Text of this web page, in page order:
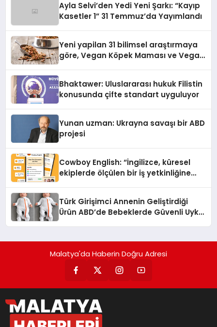
Ayla Selvi’den Yedi Yeni Şarkı: “Kayıp
Kasetler 1” 31 Temmuz’da Yayımlandı
Yeni yapilan 31 bilimsel araştırmaya
göre, Vegan Köpek Maması ve Vegan
Bhaktawer: Uluslararası hukuk Filistin
konusunda çifte standart uyguluyor
Yunan uzman: Ukrayna savaşı bir ABD
projesi
Cowboy English: “İngilizce, küresel
ekiplerde ölçülen bir iş yetkinliğine
Türk Girişimci Annenin Geliştirdiği
Ürün ABD’de Bebeklerde Güvenli Uyku
Malatya'da Haberin Doğru Adresi